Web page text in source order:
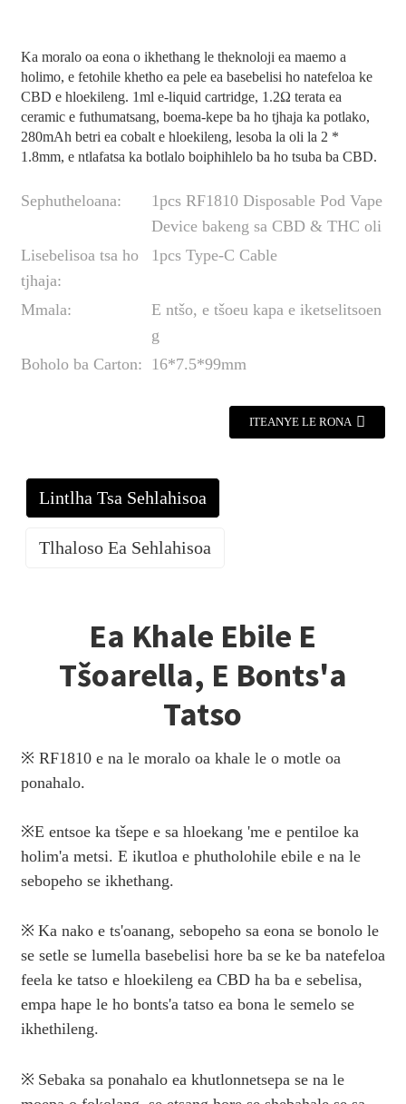
Ka moralo oa eona o ikhethang le theknoloji ea maemo a
holimo, e fetohile khetho ea pele ea basebelisi ho natefeloa ke
CBD e hloekileng. 1ml e-liquid cartridge, 1.2Ω terata ea
ceramic e futhumatsang, boema-kepe ba ho tjhaja ka potlako,
280mAh betri ea cobalt e hloekileng, lesoba la oli la 2 *
1.8mm, e ntlafatsa ka botlalo boiphihlelo ba ho tsuba ba CBD.
Sephutheloana:
1pcs RF1810 Disposable Pod Vape
Device bakeng sa CBD & THC oli
Lisebelisoa tsa ho
tjhaja:
1pcs Type-C Cable
Mmala:
E ntšo, e tšoeu kapa e iketselitsoen
g
Boholo ba Carton:
16*7.5*99mm
ITEANYE LE RONA
Lintlha Tsa Sehlahisoa
Tlhaloso Ea Sehlahisoa
Ea Khale Ebile E
Tšoarella, E Bonts'a
Tatso
※ RF1810 e na le moralo oa khale le o motle oa
ponahalo.
※E entsoe ka tšepe e sa hloekang 'me e pentiloe ka
holim'a metsi. E ikutloa e phutholohile ebile e na le
sebopeho se ikhethang.
※ Ka nako e ts'oanang, sebopeho sa eona se bonolo le
se setle se lumella basebelisi hore ba se ke ba natefeloa
feela ke tatso e hloekileng ea CBD ha ba e sebelisa,
empa hape le ho bonts'a tatso ea bona le semelo se
ikhethileng.
※ Sebaka sa ponahalo ea khutlonnetsepa se na le